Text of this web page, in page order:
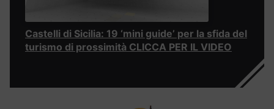
Castelli di Sicilia: 19 ‘mini guide’ per la sfida del
turismo di prossimità CLICCA PER IL VIDEO